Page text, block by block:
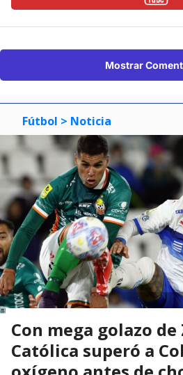
Mostrar
Fútbol > Noticia
Con mega golazo
Católica superó a